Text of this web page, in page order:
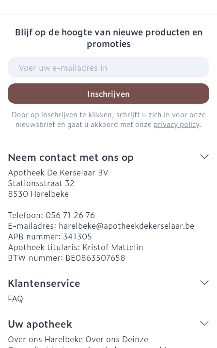
Blijf op de hoogte van nieuwe producten en
promoties
Inschrijven
Door op inschrijven te klikken, schrijft u zich in voor onze
nieuwsbrief en gaat u akkoord met onze privacy policy.
Neem contact met ons op
Apotheek De Kerselaar BV
Stationsstraat 32
8530 Harelbeke
Telefoon: 056 71 26 76
E-mailadres: harelbeke@apotheekdekerselaar.be
APB nummer: 341305
Apotheek titularis: Kristof Mattelin
BTW nummer: BE0863507658
Klantenservice
FAQ
Uw apotheek
Over ons Harelbeke Over ons Deinze